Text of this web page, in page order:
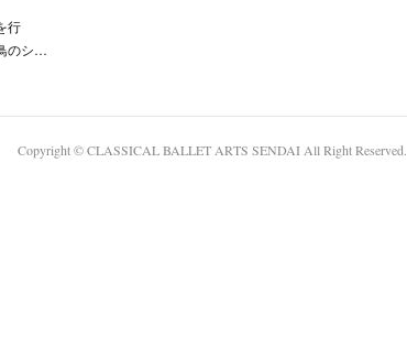
行
のシ…
Copyright © CLASSICAL BALLET ARTS SENDAI All Right Reserved.